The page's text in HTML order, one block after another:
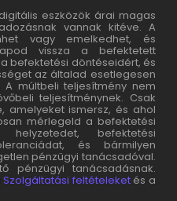
eszközök árai magas
vannak kitéve. A
vagy emelkedhet, és
vissza a befektetett
befektetési döntéseidért, és
az általad esetlegesen
A múltbeli teljesítmény nem
teljesítménynek. Csak
amelyeket ismersz, és ahol
mérlegeld a befektetési
helyzetedet, befektetési
és bármilyen
pénzügyi tanácsadóval.
pénzügyi tanácsadásnak.
Szolgáltatási feltételeketés a